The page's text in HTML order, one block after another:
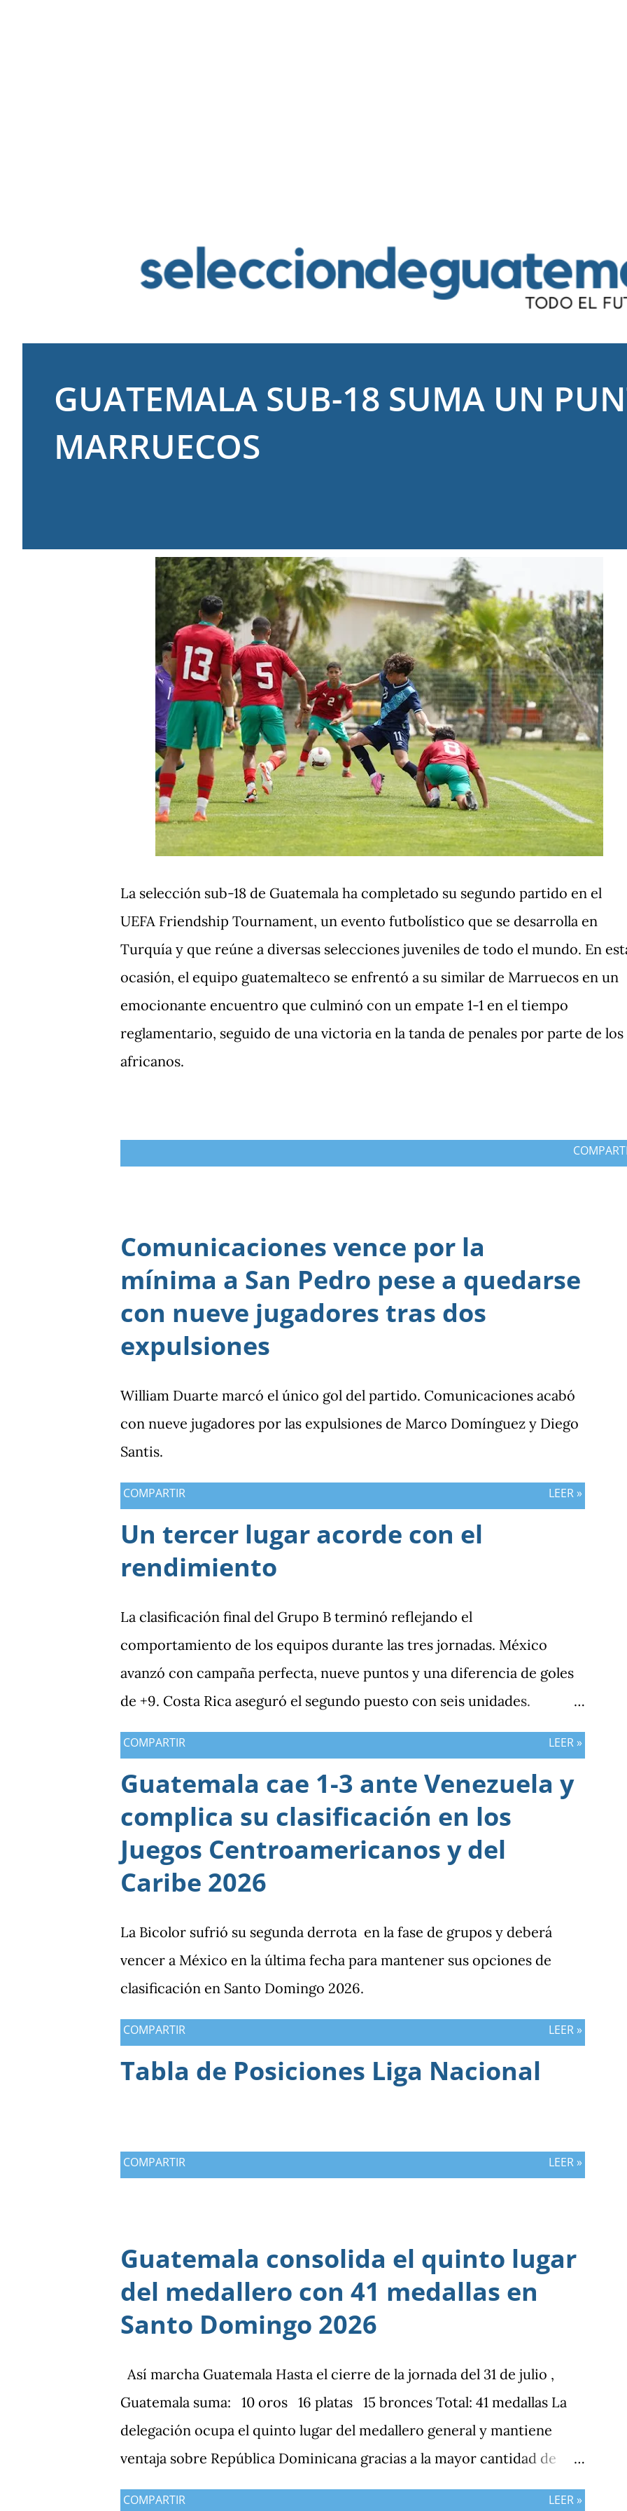
GUATEMALA SUB-18 SUMA UN
MARRUECOS
La selección sub-18 de Guatemala ha completado su segundo partido en el
UEFA Friendship Tournament, un evento futbolístico que se desarrolla en
Turquía y que reúne a diversas selecciones juveniles de todo el mundo. En
ocasión, el equipo guatemalteco se enfrentó a su similar de Marruecos en un
emocionante encuentro que culminó con un empate 1-1 en el tiempo
reglamentario, seguido de una victoria en la tanda de penales por parte de los
africanos.
Comunicaciones vence por la
mínima a San Pedro pese a quedarse
con nueve jugadores tras dos
expulsiones
William Duarte marcó el único gol del partido. Comunicaciones acabó
con nueve jugadores por las expulsiones de Marco Domínguez y Diego
Santis.
COMPARTIR LEER »
Un tercer lugar acorde con el
rendimiento
La clasificación final del Grupo B terminó reflejando el
comportamiento de los equipos durante las tres jornadas. México
avanzó con campaña perfecta, nueve puntos y una diferencia de goles
de +9. Costa Rica aseguró el segundo puesto con seis unidades.
Guatemala finalizó tercera con tres puntos y diferencia de -1, mientras
Antigua y Barbuda cerró sin sumar. ¿Por qué Guatemala terminó
tercera y dependió de otros resultados? Porque el equipo solo
consiguió imponer condiciones frente al rival más débil del grupo. En
los dos partidos que definían la clasificación fue superado en posesión,
producción ofensiva y generación de ocasiones de gol. La goleada
frente a México terminó siendo la consecuencia más visible de una
diferencia que ya se había manifestado ante Costa Rica y que obligó a la
Bicolor a llegar a la última jornada pendiente de otros resultados,
particularmente del de Honduras vs. Panamá.
COMPARTIR LEER »
Guatemala cae 1-3 ante Venezuela y
complica su clasificación en los
Juegos Centroamericanos y del
Caribe 2026
La Bicolor sufrió su segunda derrota en la fase de grupos y deberá
vencer a México en la última fecha para mantener sus opciones de
clasificación en Santo Domingo 2026.
COMPARTIR LEER »
Tabla de Posiciones Liga Nacional
COMPARTIR LEER »
Guatemala consolida el quinto lugar
del medallero con 41 medallas en
Santo Domingo 2026
Así marcha Guatemala Hasta el cierre de la jornada del 31 de julio ,
Guatemala suma: 10 oros 16 platas 15 bronces Total: 41 medallas La
delegación ocupa el quinto lugar del medallero general y mantiene
ventaja sobre República Dominicana gracias a la mayor cantidad de
medallas de plata, aunque ambos países registran el mismo número de
COMPARTIR LEER »